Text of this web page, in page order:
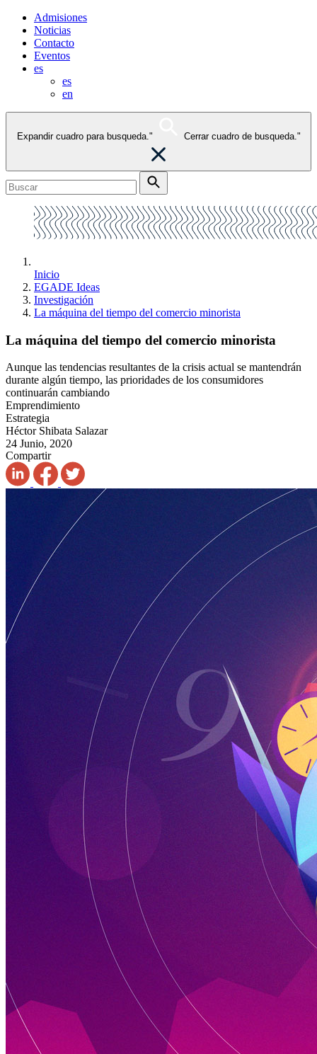
Admisiones
Noticias
Contacto
Eventos
es
es
en
Expandir cuadro para busqueda." Cerrar cuadro de busqueda."
Inicio
EGADE Ideas
Investigación
La máquina del tiempo del comercio minorista
La máquina del tiempo del comercio minorista
Aunque las tendencias resultantes de la crisis actual se mantendrán
durante algún tiempo, las prioridades de los consumidores
continuarán cambiando
Emprendimiento
Estrategia
Héctor Shibata Salazar
24 Junio, 2020
Compartir